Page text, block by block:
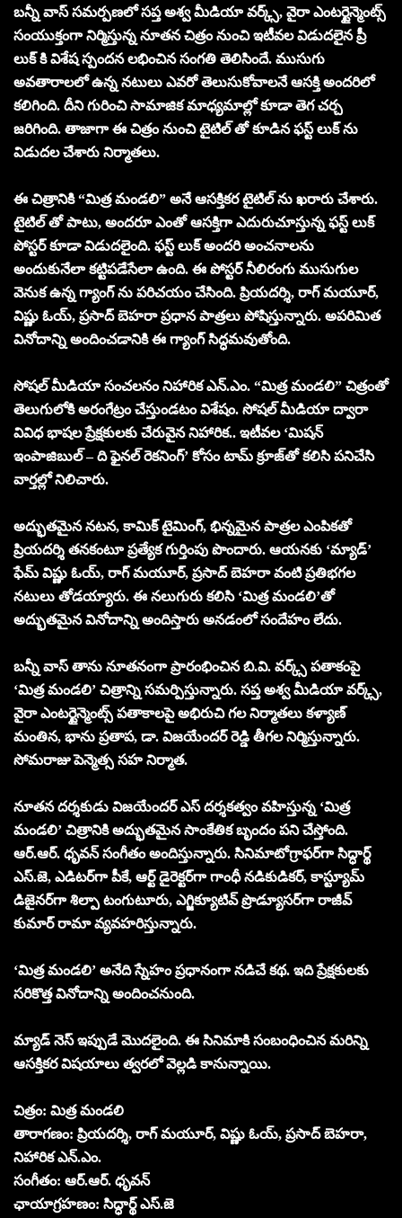
బన్నీ వాస్ సమర్పణలో సప్త అశ్వ మీడియా వర్క్స్, వైరా ఎంటర్టైన్మెంట్స్
సంయుక్తంగా నిర్మిస్తున్న నూతన చిత్రం నుంచి ఇటీవల విడుదలైన ప్రీ
లుక్ కి విశేష స్పందన లభించిన సంగతి తెలిసిందే. ముసుగు
అవతారాలలో ఉన్న నటులు ఎవరో తెలుసుకోవాలనే ఆసక్తి అందరిలో
కలిగింది. దీని గురించి సామాజిక మాధ్యమాల్లో కూడా తెగ చర్చ
జరిగింది. తాజాగా ఈ చిత్రం నుంచి టైటిల్ తో కూడిన ఫస్ట్ లుక్ ను
విడుదల చేశారు నిర్మాతలు.
ఈ చిత్రానికి “మిత్ర మండలి” అనే ఆసక్తికర టైటిల్ ను ఖరారు చేశారు.
టైటిల్ తో పాటు, అందరూ ఎంతో ఆసక్తిగా ఎదురుచూస్తున్న ఫస్ట్ లుక్
పోస్టర్ కూడా విడుదలైంది. ఫస్ట్ లుక్ అందరి అంచనాలను
అందుకునేలా కట్టిపడేసేలా ఉంది. ఈ పోస్టర్ నీలిరంగు ముసుగుల
వెనుక ఉన్న గ్యాంగ్ ను పరిచయం చేసింది. ప్రియదర్శి, రాగ్ మయూర్,
విష్ణు ఓయ్, ప్రసాద్ బెహరా ప్రధాన పాత్రలు పోషిస్తున్నారు. అపరిమిత
వినోదాన్ని అందించడానికి ఈ గ్యాంగ్ సిద్ధమవుతోంది.
సోషల్ మీడియా సంచలనం నిహారిక ఎన్.ఎం. “మిత్ర మండలి” చిత్రంతో
తెలుగులోకి అరంగేట్రం చేస్తుండటం విశేషం. సోషల్ మీడియా ద్వారా
వివిధ భాషల ప్రేక్షకులకు చేరువైన నిహారిక.. ఇటీవల ‘మిషన్
ఇంపాజిబుల్ – ది ఫైనల్ రెకనింగ్’ కోసం టామ్ క్రూజ్‌తో కలిసి పనిచేసి
వార్తల్లో నిలిచారు.
అద్భుతమైన నటన, కామిక్ టైమింగ్, భిన్నమైన పాత్రల ఎంపికతో
ప్రియదర్శి తనకంటూ ప్రత్యేక గుర్తింపు పొందారు. ఆయనకు ‘మ్యాడ్’
ఫేమ్ విష్ణు ఓయ్, రాగ్ మయూర్, ప్రసాద్ బెహరా వంటి ప్రతిభగల
నటులు తోడయ్యారు. ఈ నలుగురు కలిసి ‘మిత్ర మండలి’తో
అద్భుతమైన వినోదాన్ని అందిస్తారు అనడంలో సందేహం లేదు.
బన్నీ వాస్ తాను నూతనంగా ప్రారంభించిన బి.వి. వర్క్స్ పతాకంపై
‘మిత్ర మండలి’ చిత్రాన్ని సమర్పిస్తున్నారు. సప్త అశ్వ మీడియా వర్క్స్,
వైరా ఎంటర్టైన్మెంట్స్ పతాకాలపై అభిరుచి గల నిర్మాతలు కళ్యాణ్
మంతిన, భాను ప్రతాప, డా. విజయేందర్ రెడ్డి తీగల నిర్మిస్తున్నారు.
సోమరాజు పెన్మెత్స సహ నిర్మాత.
నూతన దర్శకుడు విజయేందర్ ఎస్ దర్శకత్వం వహిస్తున్న ‘మిత్ర
మండలి’ చిత్రానికి అద్భుతమైన సాంకేతిక బృందం పని చేస్తోంది.
ఆర్.ఆర్. ధృవన్ సంగీతం అందిస్తున్నారు. సినిమాటోగ్రాఫర్‌గా సిద్ధార్థ్
ఎస్.జె, ఎడిటర్‌గా పీకే, ఆర్ట్ డైరెక్టర్‌గా గాంధీ నడికుడికర్, కాస్ట్యూమ్
డిజైనర్‌గా శిల్పా టంగుటూరు, ఎగ్జిక్యూటివ్ ప్రొడ్యూసర్‌గా రాజీవ్
కుమార్ రామా వ్యవహరిస్తున్నారు.
‘మిత్ర మండలి’ అనేది స్నేహం ప్రధానంగా నడిచే కథ. ఇది ప్రేక్షకులకు
సరికొత్త వినోదాన్ని అందించనుంది.
మ్యాడ్ నెస్ ఇప్పుడే మొదలైంది. ఈ సినిమాకి సంబంధించిన మరిన్ని
ఆసక్తికర విషయాలు త్వరలో వెల్లడి కానున్నాయి.
చిత్రం: మిత్ర మండలి
తారాగణం: ప్రియదర్శి, రాగ్ మయూర్, విష్ణు ఓయ్, ప్రసాద్ బెహరా,
నిహారిక ఎన్.ఎం.
సంగీతం: ఆర్.ఆర్. ధృవన్
ఛాయాగ్రహణం: సిద్ధార్థ్ ఎస్.జె